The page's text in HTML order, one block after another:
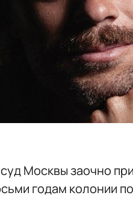
Москвы заочно
годам колонии